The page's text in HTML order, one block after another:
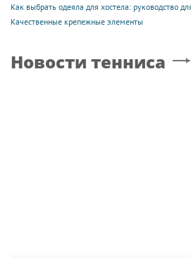
Как выбрать одеяла для хостела: руководство
Качественные крепежные элементы
Новости тенниса